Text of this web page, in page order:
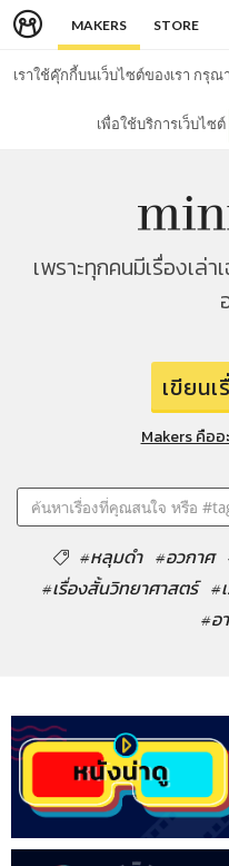
MAKERS STORE
เราใช้คุ๊กกี้บนเว็บไซต์ของเรา กรุ
เพื่อใช้บริการเว็บไซต์
เพราะทุกคนมีเรื่องเล่
เขียน
Makers คืออ
#หลุมดำ #อวกาศ
#เรื่องสั้นวิทยาศาสตร์ #
#อ